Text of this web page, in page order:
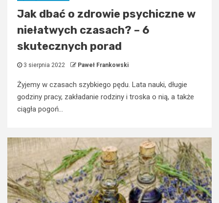
Jak dbać o zdrowie psychiczne w
niełatwych czasach? – 6
skutecznych porad
3 sierpnia 2022 Paweł Frankowski
Żyjemy w czasach szybkiego pędu. Lata nauki, długie
godziny pracy, zakładanie rodziny i troska o nią, a także
ciągła pogoń...